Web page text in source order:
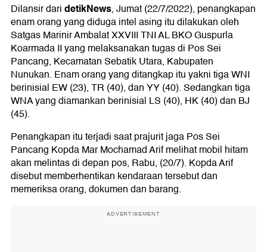
Dilansir daridetikNews, Jumat (22/7/2022), penangkapan
enam orang yang diduga intel asing itu dilakukan oleh
Satgas Marinir Ambalat XXVIII TNI AL BKO Guspurla
Koarmada II yang melaksanakan tugas di Pos Sei
Pancang, Kecamatan Sebatik Utara, Kabupaten
Nunukan. Enam orang yang ditangkap itu yakni tiga WNI
berinisial EW (23), TR (40), dan YY (40). Sedangkan tiga
WNA yang diamankan berinisial LS (40), HK (40) dan BJ
(45).
Penangkapan itu terjadi saat prajurit jaga Pos Sei
Pancang Kopda Mar Mochamad Arif melihat mobil hitam
akan melintas di depan pos, Rabu, (20/7). Kopda Arif
disebut memberhentikan kendaraan tersebut dan
memeriksa orang, dokumen dan barang.
ADVERTISEMENT